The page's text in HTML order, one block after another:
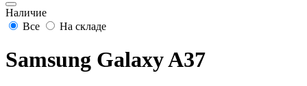
Наличие
Все
На складе
Samsung Galaxy A37